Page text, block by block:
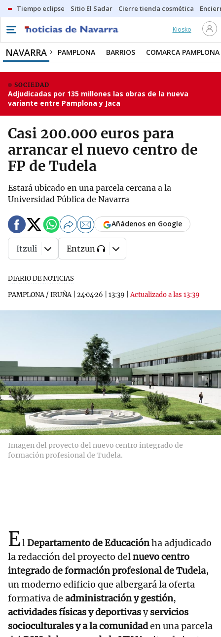
Tiempo eclipse Sitio El Sadar Cierre tienda cosmética
Kiosko
NAVARRA PAMPLONA BARRIOS COMARCA PAMPLONA
SOCIEDAD
Adjudicadas por 135 millones las obras de la nueva
variante entre Pamplona y Jaca
Casi 200.000 euros para
arrancar el nuevo centro de
FP de Tudela
Estará ubicado en una parcela cercana a la
Universidad Pública de Navarra
DIARIO DE NOTICIAS
PAMPLONA / IRUÑA| 24·04·26 13:39 |Actualizado a las 13:39
Añádenos en Google
Itzuli Entzun
Imagen del proyecto del nuevo centro integrado de
formación profesional de Tudela.
ElDepartamento de Educaciónha adjudicado
la redacción del proyecto delnuevo centro
integrado de formación profesional de Tudela,
un moderno edificio que albergará la oferta
formativa de administración y gestión,
actividades físicas y deportivasyservicios
socioculturales y a la comunidaden una parcela